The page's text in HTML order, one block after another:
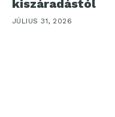
kiszáradástól
JÚLIUS 31, 2026